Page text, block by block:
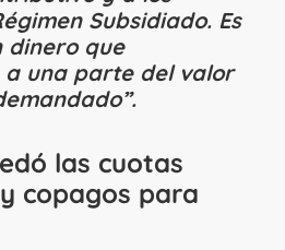
Subsidiado. Es
dinero que
a una parte del valor
las cuotas
copagos para